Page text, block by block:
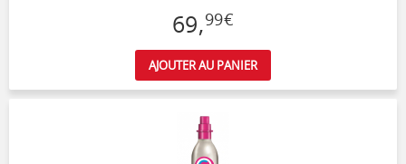
69,99€
AJOUTER AU PANIER